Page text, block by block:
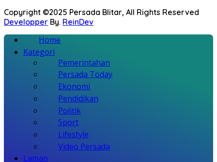
Copyright ©2025 Persada Blitar, All Rights Reserved
Developper By. ReinDev
Home
Kategori
Pemerintahan
Persada Today
Ekonomi
Pendidikan
Politik
Sport
Lifestyle
Video Persada
Laman